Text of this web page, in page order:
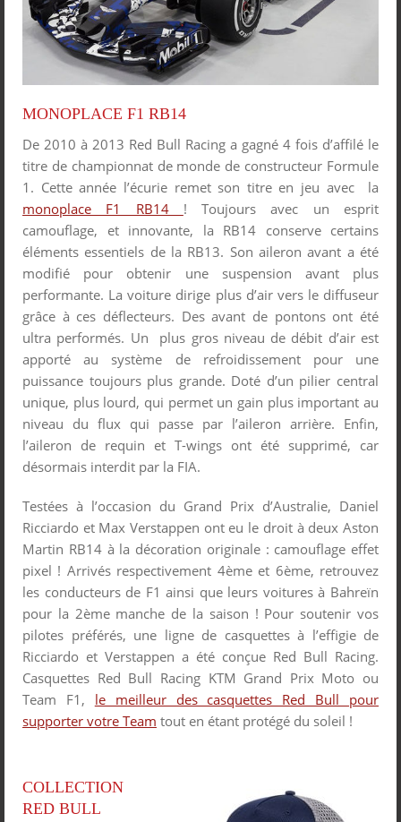
MONOPLACE F1 RB14
De 2010 à 2013 Red Bull Racing a gagné 4 fois d’affilé le
titre de championnat de monde de constructeur Formule
1. Cette année l’écurie remet son titre en jeu avec la
monoplace F1 RB14 ! Toujours avec un esprit
camouflage, et innovante, la RB14 conserve certains
éléments essentiels de la RB13. Son aileron avant a été
modifié pour obtenir une suspension avant plus
performante. La voiture dirige plus d’air vers le diffuseur
grâce à ces déflecteurs. Des avant de pontons ont été
ultra performés. Un plus gros niveau de débit d’air est
apporté au système de refroidissement pour une
puissance toujours plus grande. Doté d’un pilier central
unique, plus lourd, qui permet un gain plus important au
niveau du flux qui passe par l’aileron arrière. Enfin,
l’aileron de requin et T-wings ont été supprimé, car
désormais interdit par la FIA.
Testées à l’occasion du Grand Prix d’Australie, Daniel
Ricciardo et Max Verstappen ont eu le droit à deux Aston
Martin RB14 à la décoration originale : camouflage effet
pixel ! Arrivés respectivement 4èmeet 6ème, retrouvez
les conducteurs de F1 ainsi que leurs voitures à Bahreïn
pour la 2èmemanche de la saison ! Pour soutenir vos
pilotes préférés, une ligne de casquettes à l’effigie de
Ricciardo et Verstappen a été conçue Red Bull Racing.
Casquettes Red Bull Racing KTM Grand Prix Moto ou
Team F1, le meilleur des casquettes Red Bull pour
supporter votre Team tout en étant protégé du soleil !
COLLECTION
RED BULL